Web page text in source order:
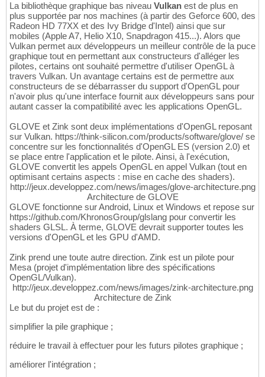
La bibliothèque graphique bas niveau Vulkan est de plus en
plus supportée par nos machines (à partir des Geforce 600, des
Radeon HD 77XX et des Ivy Bridge d'Intel) ainsi que sur
mobiles (Apple A7, Helio X10, Snapdragon 415...). Alors que
Vulkan permet aux développeurs un meilleur contrôle de la puce
graphique tout en permettant aux constructeurs d'alléger les
pilotes, certains ont souhaité permettre d'utiliser OpenGL à
travers Vulkan. Un avantage certains est de permettre aux
constructeurs de se débarrasser du support d'OpenGL pour
n'avoir plus qu'une interface fournit aux développeurs sans pour
autant casser la compatibilité avec les applications OpenGL.
GLOVE et Zink sont deux implémentations d'OpenGL reposant
sur Vulkan. https://think-silicon.com/products/software/glove/ se
concentre sur les fonctionnalités d'OpenGL ES (version 2.0) et
se place entre l'application et le pilote. Ainsi, à l'exécution,
GLOVE convertit les appels OpenGL en appel Vulkan (tout en
optimisant certains aspects : mise en cache des shaders).
http://jeux.developpez.com/news/images/glove-architecture.png
Architecture de GLOVE
GLOVE fonctionne sur Android, Linux et Windows et repose sur
https://github.com/KhronosGroup/glslang pour convertir les
shaders GLSL. À terme, GLOVE devrait supporter toutes les
versions d'OpenGL et les GPU d'AMD.
Zink prend une toute autre direction. Zink est un pilote pour
Mesa (projet d'implémentation libre des spécifications
OpenGL/Vulkan).
http://jeux.developpez.com/news/images/zink-architecture.png
Architecture de Zink
Le but du projet est de :
simplifier la pile graphique ;
réduire le travail à effectuer pour les futurs pilotes graphique ;
améliorer l'intégration ;